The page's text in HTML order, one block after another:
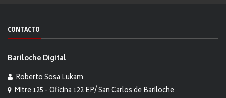
CONTACTO
Bariloche Digital
Roberto Sosa Lukam
Mitre 125 - Oficina 122 EP/ San Carlos de Bariloche